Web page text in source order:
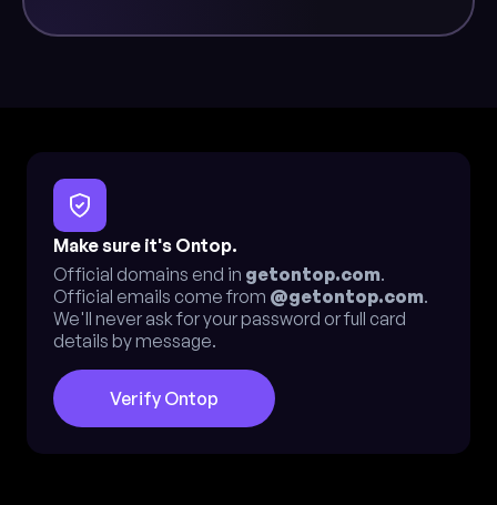
Make sure it's Ontop.
Official domains end in getontop.com.
Official emails come from @getontop.com.
We'll never ask for your password or full card
details by message.
Verify Ontop